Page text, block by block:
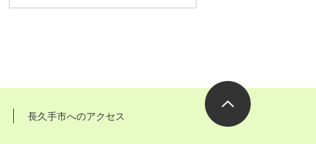
長久手市へのアクセス